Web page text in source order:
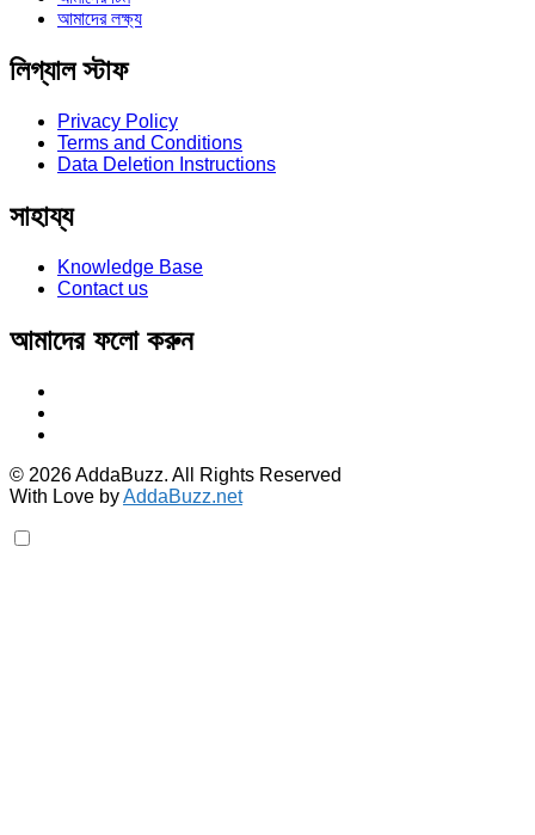
আমাদের লক্ষ্য
লিগ্যাল স্টাফ
Privacy Policy
Terms and Conditions
Data Deletion Instructions
সাহায্য
Knowledge Base
Contact us
আমাদের ফলো করুন
© 2026 AddaBuzz. All Rights Reserved
With Love byAddaBuzz.net